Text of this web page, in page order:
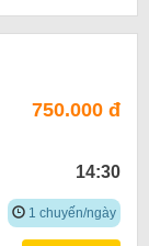
750.000 đ
14:30
1 chuyến/ngày